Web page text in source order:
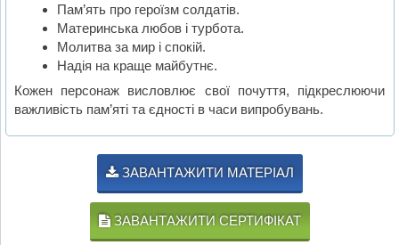
Пам’ять про героїзм солдатів.
Материнська любов і турбота.
Молитва за мир і спокій.
Надія на краще майбутнє.
Кожен персонаж висловлює свої почуття, підкреслюючи
важливість пам’яті та єдності в часи випробувань.
ЗАВАНТАЖИТИ МАТЕРІАЛ
ЗАВАНТАЖИТИ СЕРТИФІКАТ